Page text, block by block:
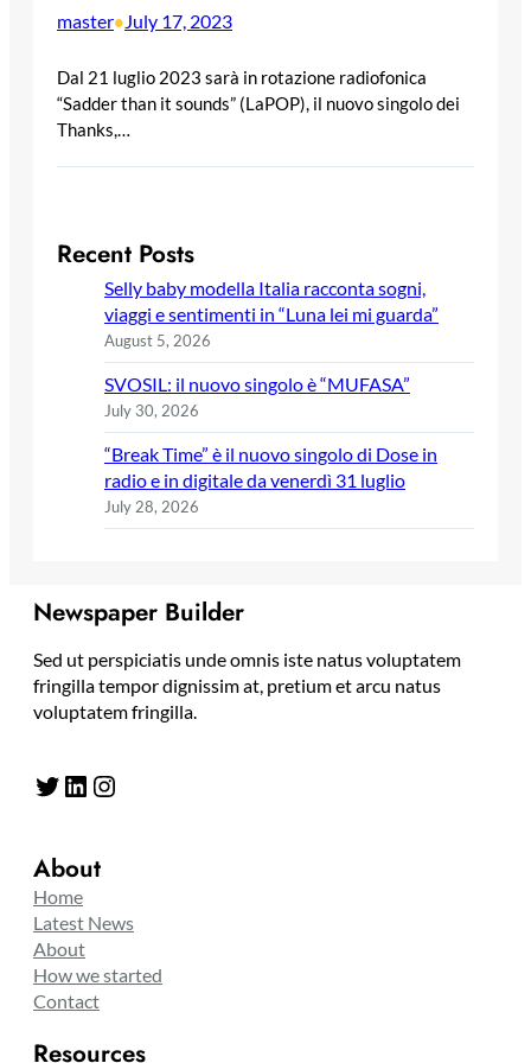
master•July 17, 2023
Dal 21 luglio 2023 sarà in rotazione radiofonica
“Sadder than it sounds” (LaPOP), il nuovo singolo dei
Thanks,…
Recent Posts
Selly baby modella Italia racconta sogni,
viaggi e sentimenti in “Luna lei mi guarda”
August 5, 2026
SVOSIL: il nuovo singolo è “MUFASA”
July 30, 2026
“Break Time” è il nuovo singolo di Dose in
radio e in digitale da venerdì 31 luglio
July 28, 2026
Newspaper Builder
Sed ut perspiciatis unde omnis iste natus voluptatem
fringilla tempor dignissim at, pretium et arcu natus
voluptatem fringilla.
Twitter LinkedIn Instagram
About
Home
Latest News
About
How we started
Contact
Resources